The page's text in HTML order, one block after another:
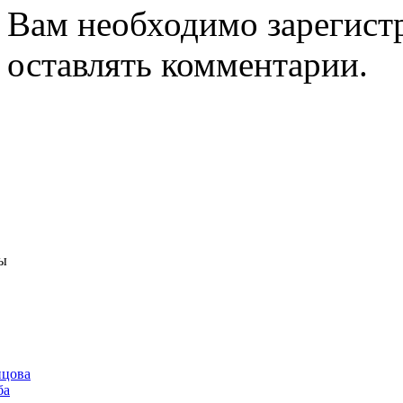
Вам необходимо
оставлять комментарии.